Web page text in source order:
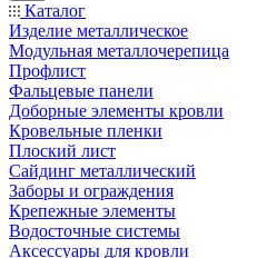
Каталог
Изделие металлическое
Модульная металлочерепица
Профлист
Фальцевые панели
Доборные элементы кровли
Кровельные пленки
Плоский лист
Сайдинг металлический
Заборы и ограждения
Крепежные элементы
Водосточные системы
Аксессуары для кровли